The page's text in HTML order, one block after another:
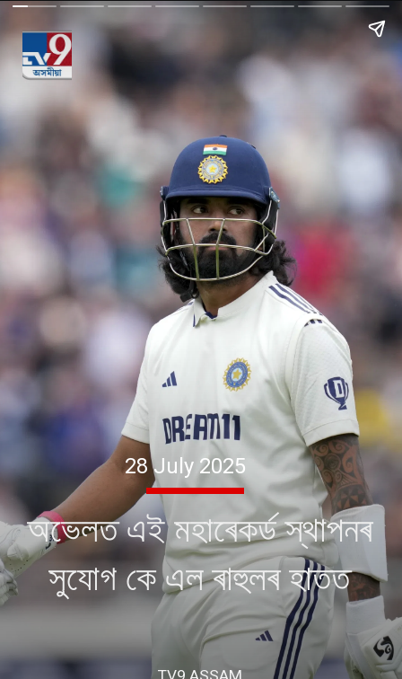
অভেলত এই মহাৰেকৰ্ড স্থাপনৰ
সুযোগ কে এল ৰাহুলৰ হাতত
28 July 2025